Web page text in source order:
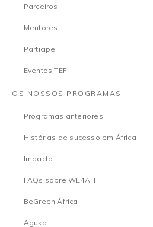
Parceiros
Mentores
Participe
Eventos TEF
OS NOSSOS PROGRAMAS
Programas anteriores
Histórias de sucesso em África
Impacto
FAQs sobre WE4A II
BeGreen África
Aguka